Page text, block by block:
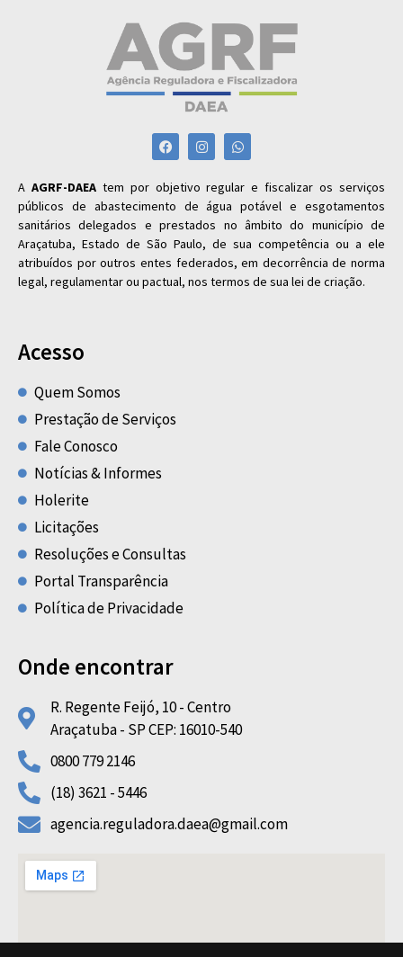
A AGRF-DAEAtem por objetivo regular e fiscalizar os serviços
públicos de abastecimento de água potável e esgotamentos
sanitários delegados e prestados no âmbito do município de
Araçatuba, Estado de São Paulo, de sua competência ou a ele
atribuídos por outros entes federados, em decorrência de norma
legal, regulamentar ou pactual, nos termos de sua lei de criação.
Acesso
Quem Somos
Prestação de Serviços
Fale Conosco
Notícias & Informes
Holerite
Licitações
Resoluções e Consultas
Portal Transparência
Política de Privacidade
Onde encontrar
R. Regente Feijó, 10 - Centro
Araçatuba - SP CEP: 16010-540
0800 779 2146
(18) 3621 - 5446
agencia.reguladora.daea@gmail.com